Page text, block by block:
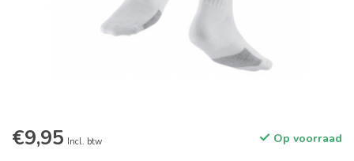
€9,95 Incl. btw Op voorraad